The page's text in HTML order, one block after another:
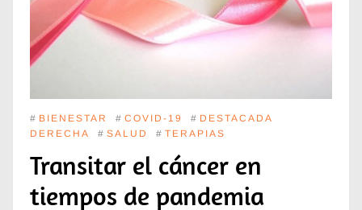
# BIENESTAR # COVID-19 # DESTACADA
DERECHA
# SALUD # TERAPIAS
Transitar el cáncer en
tiempos de pandemia